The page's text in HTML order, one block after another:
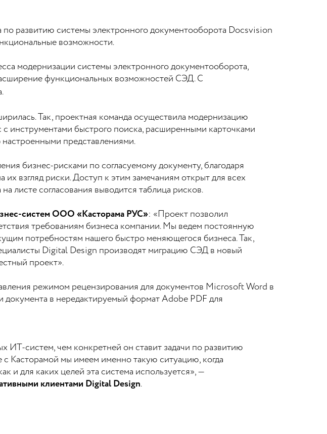
развитию системы электронного документооборота Docsvision
возможности.
модернизации системы электронного документооборота,
функциональных возможностей СЭД. С
Так, проектная команда осуществила модернизацию
с инструментами быстрого поиска, расширенными карточками
настроенными представлениями.
бизнес-рисками по согласуемому документу, благодаря
взгляд риски. Доступ к этим замечаниям открыт для всех
листе согласования выводится таблица рисков.
систем ООО «Касторама РУС»: «Проект позволил
требованиям бизнеса компании. Мы ведем постоянную
потребностям нашего быстро меняющегося бизнеса. Так,
Digital Design производят миграцию СЭД в новый
проект».
режимом рецензирования для документов Microsoft Word в
документа в нередактируемый формат Adobe PDF для
ИТ-систем, чем конкретней он ставит задачи по развитию
Касторамой мы имеем именно такую ситуацию, когда
и для каких целей эта система используется», —
клиентами Digital Design.